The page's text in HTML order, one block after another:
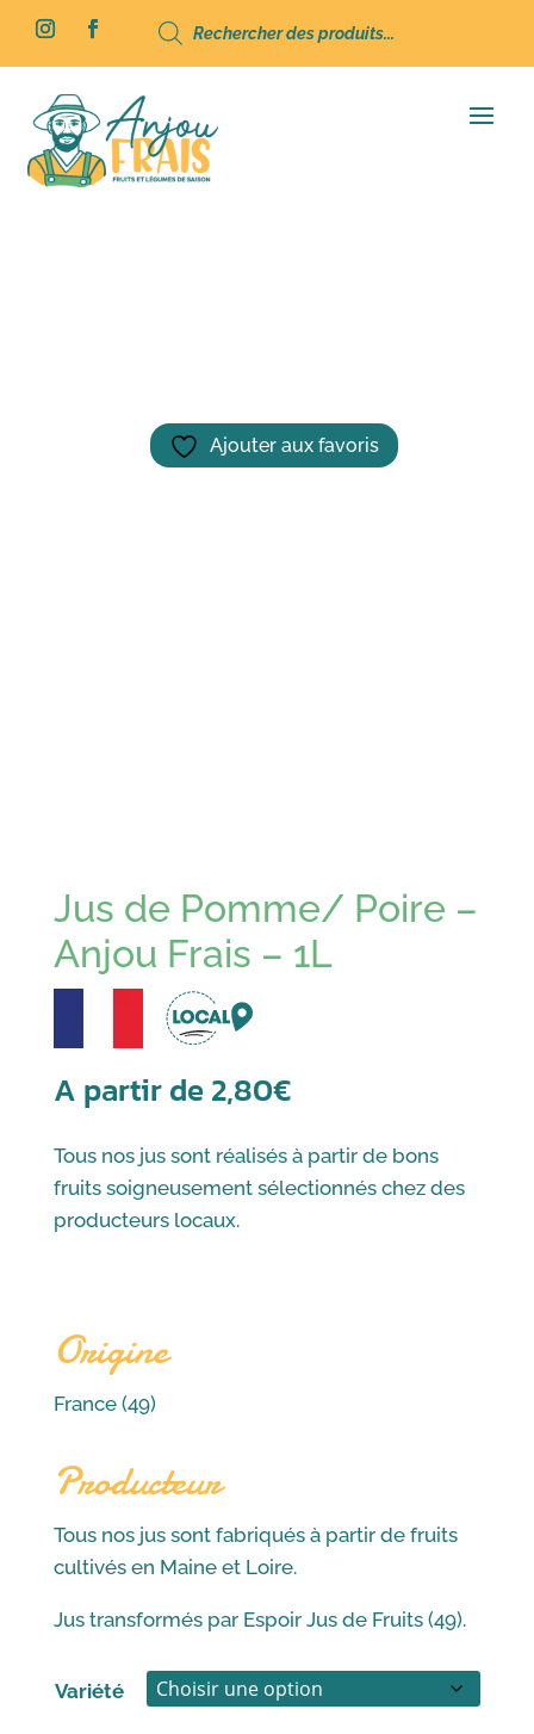
produits
Ajouter aux favoris
Jus de Pomme/ Poire –
Anjou Frais – 1L
A partir de2,80€
Tous nos jus sont réalisés à partir de bons
fruits soigneusement sélectionnés chez des
producteurs locaux.
Origine
France (49)
Producteur
Tous nos jus sont fabriqués à partir de fruits
cultivés en Maine et Loire.
Jus transformés par Espoir Jus de Fruits (49).
Variété